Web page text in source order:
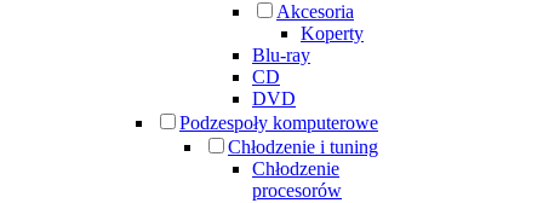
Akcesoria
Koperty
Blu-ray
CD
DVD
Podzespoły komputerowe
Chłodzenie i tuning
Chłodzenie
procesorów